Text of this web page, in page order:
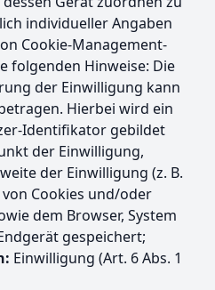
individueller Angaben
Cookie-Management-
folgenden Hinweise: Die
der Einwilligung kann
Hierbei wird ein
Identifikator gebildet
der Einwilligung,
der Einwilligung (z. B.
Cookies und/oder
dem Browser, System
gespeichert;
Einwilligung (Art. 6 Abs. 1